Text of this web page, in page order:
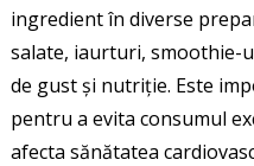
ingredient în diverse
salate, iaurturi, smoothie-
de gust și nutriție. Este
pentru a evita consumul
afecta sănătatea